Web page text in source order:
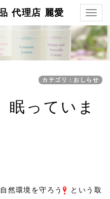
代理店 麗愛
カテゴリ：おしらせ
眠っていま
自然環境を守ろう
という取